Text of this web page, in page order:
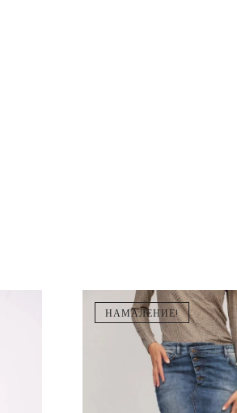
НАМАЛЕНИЕ!